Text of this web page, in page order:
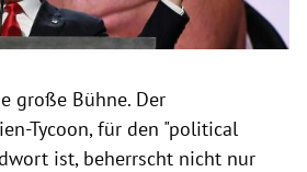
große Bühne. Der
Tycoon, für den "political
ist, beherrscht nicht nur